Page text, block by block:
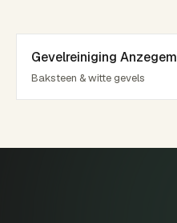
Gevelreiniging Anzegem
Baksteen & witte gevels